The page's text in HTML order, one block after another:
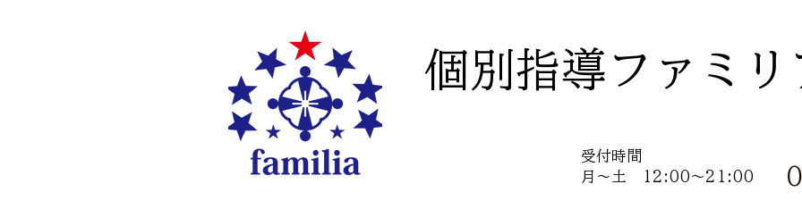
個別指導ファミリ
受付時間
月～土 12:00～21:00